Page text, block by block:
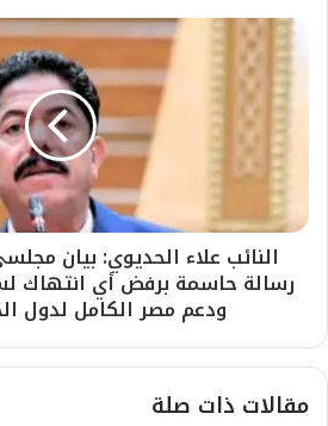
النائب علاء الحديوي: بيان
رسالة حاسمة برفض أي انتهاك
ودعم مصر الكامل لدول
مقالات ذات صلة